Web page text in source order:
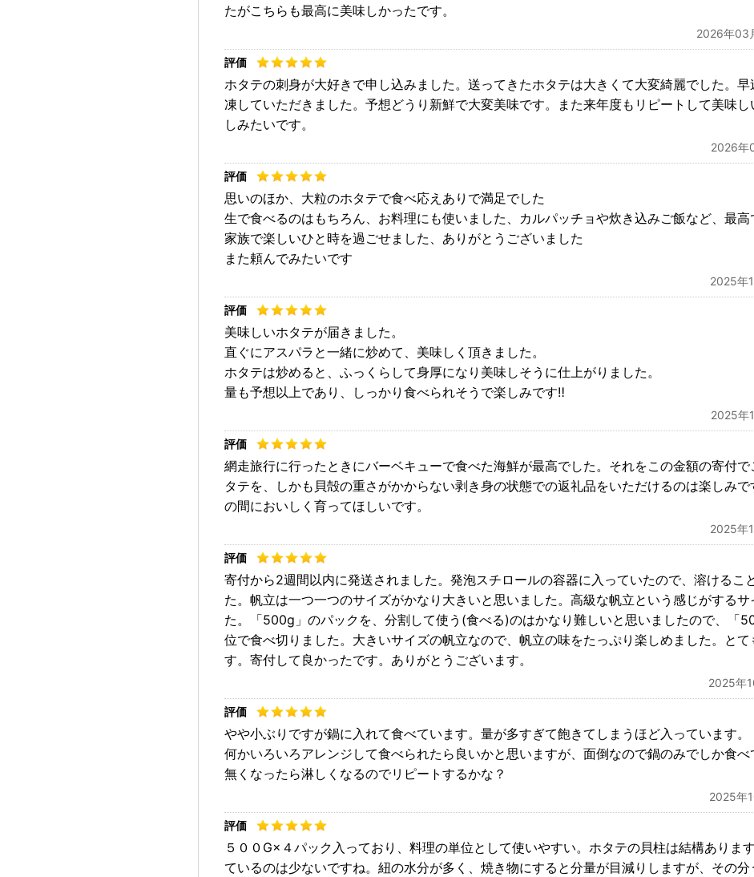
たがこちらも最高に美味しかったです。
2026年03
ホタテの刺身が大好きで申し込みました。送ってきたホタテは大きくて大変綺麗でした。
凍していただきました。予想どうり新鮮で大変美味です。また来年度もリピートして美味
しみたいです。
2026年
思いのほか、大粒のホタテで食べ応えありで満足でした
生で食べるのはもちろん、お料理にも使いました、カルパッチョや炊き込みご飯など、最高
家族で楽しいひと時を過ごせました、ありがとうございました
また頼んでみたいです
2025年
美味しいホタテが届きました。
直ぐにアスパラと一緒に炒めて、美味しく頂きました。
ホタテは炒めると、ふっくらして身厚になり美味しそうに仕上がりました。
量も予想以上であり、しっかり食べられそうで楽しみです‼️
2025年
網走旅行に行ったときにバーベキューで食べた海鮮が最高でした。それをこの金額の寄付
タテを、しかも貝殻の重さがかからない剥き身の状態での返礼品をいただけるのは楽しみ
の間においしく育ってほしいです。
2025年
寄付から2週間以内に発送されました。発泡スチロールの容器に入っていたので、溶けるこ
た。帆立は一つ一つのサイズがかなり大きいと思いました。高級な帆立という感じがするサ
た。「500g」のパックを、分割して使う(食べる)のはかなり難しいと思いましたので、「
位で食べ切りました。大きいサイズの帆立なので、帆立の味をたっぷり楽しめました。と
す。寄付して良かったです。ありがとうございます。
2025年
やや小ぶりですが鍋に入れて食べています。量が多すぎて飽きてしまうほど入っています。
何かいろいろアレンジして食べられたら良いかと思いますが、面倒なので鍋のみでしか食べ
無くなったら淋しくなるのでリピートするかな？
2025年
５００G×４パック入っており、料理の単位として使いやすい。ホタテの貝柱は結構ありま
ているのは少ないですね。紐の水分が多く、焼き物にすると分量が目減りしますが、その